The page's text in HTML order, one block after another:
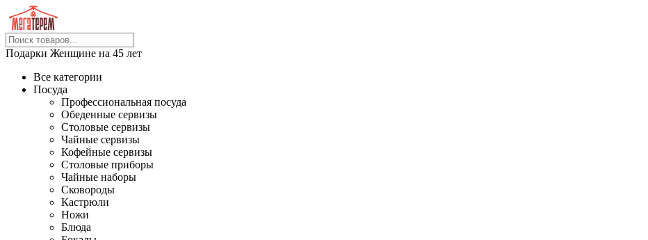
Подарки Женщине на 45 лет
Все категории
Посуда
Профессиональная посуда
Обеденные сервизы
Столовые сервизы
Чайные сервизы
Кофейные сервизы
Столовые приборы
Чайные наборы
Сковороды
Кастрюли
Ножи
Блюда